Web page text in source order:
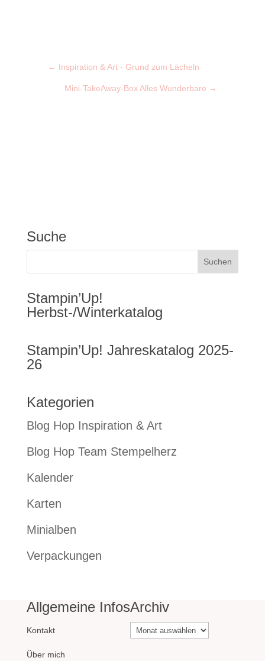
← Inspiration & Art - Grund zum Lächeln
Mini-TakeAway-Box Alles Wunderbare →
Suche
Stampin’Up!
Herbst-/Winterkatalog
Stampin’Up! Jahreskatalog 2025-
26
Kategorien
Blog Hop Inspiration & Art
Blog Hop Team Stempelherz
Kalender
Karten
Minialben
Verpackungen
Allgemeine Infos
Kontakt
Über mich
Archiv
Archiv